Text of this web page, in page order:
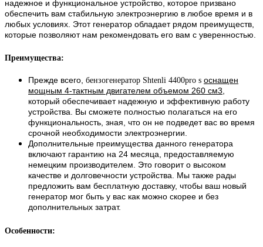
надежное и функциональное устройство, которое призвано
обеспечить вам стабильную электроэнергию в любое время и в
любых условиях. Этот генератор обладает рядом преимуществ,
которые позволяют нам рекомендовать его вам с уверенностью.
Преимущества:
Прежде всего, бензогенератор Shtenli 4400pro s оснащен
мощным 4-тактным двигателем объемом 260 см3,
который обеспечивает надежную и эффективную работу
устройства. Вы сможете полностью полагаться на его
функциональность, зная, что он не подведет вас во время
срочной необходимости электроэнергии.
Дополнительные преимущества данного генератора
включают гарантию на 24 месяца, предоставляемую
немецким производителем. Это говорит о высоком
качестве и долговечности устройства. Мы также рады
предложить вам бесплатную доставку, чтобы ваш новый
генератор мог быть у вас как можно скорее и без
дополнительных затрат.
Особенности: